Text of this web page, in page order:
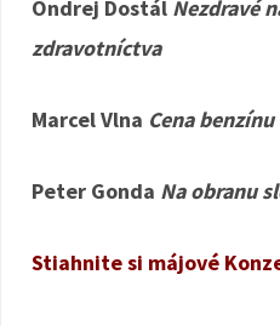
Ondrej Dostál Nezdravé
zdravotníctva
Marcel Vlna Cena
Peter Gonda Na obranu
Stiahnite si májové